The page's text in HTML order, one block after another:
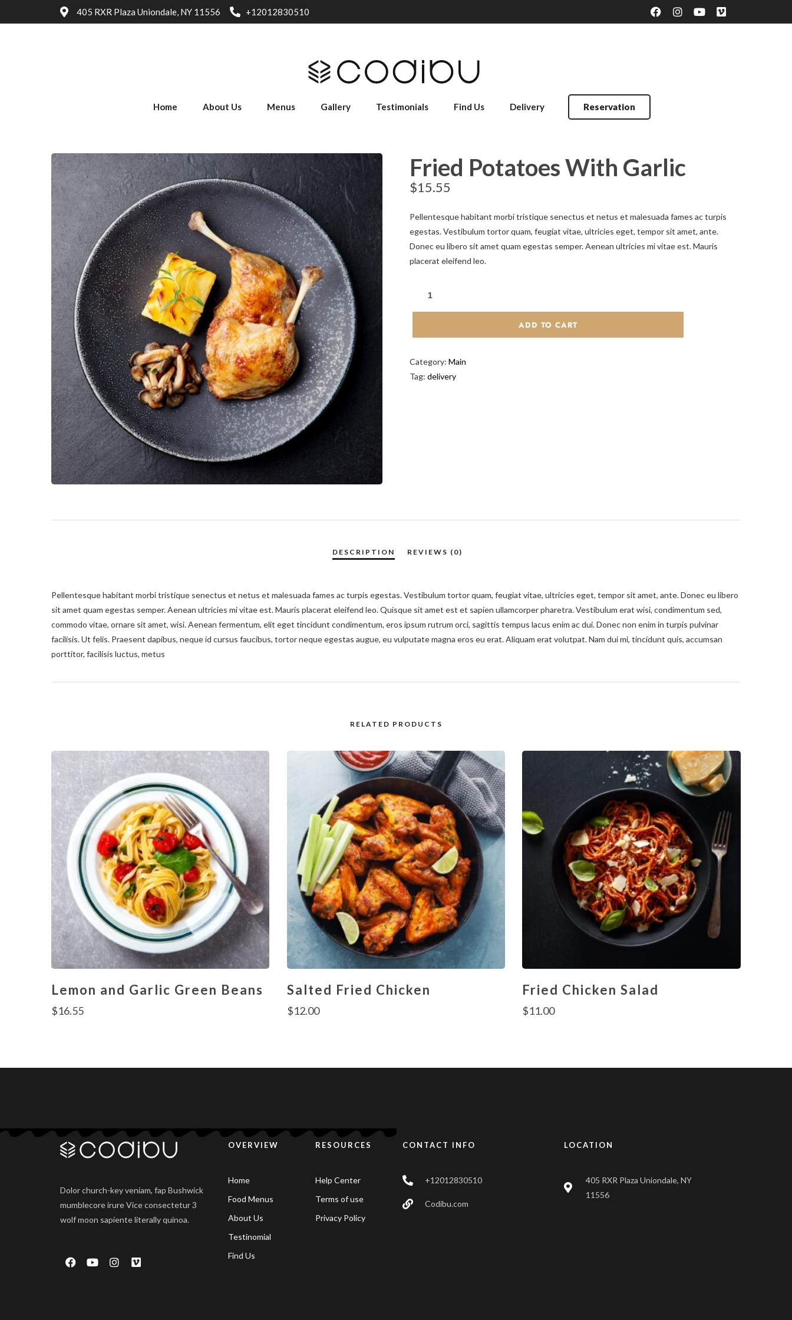
405 RXR Plaza Uniondale, NY 11556 +12012830510
Home About Us Menus Gallery Testimonials Find Us Delivery Reservation
Fried Potatoes With Garlic
$15.55
Pellentesque habitant morbi tristique senectus et netus et malesuada fames ac turpis
egestas. Vestibulum tortor quam, feugiat vitae, ultricies eget, tempor sit amet, ante.
Donec eu libero sit amet quam egestas semper. Aenean ultricies mi vitae est. Mauris
placerat eleifend leo.
ADD TO CART
Category:Main
Tag:delivery
Pellentesque habitant morbi tristique senectus et netus et malesuada fames ac turpis egestas. Vestibulum tortor quam, feugiat vitae, ultricies eget, tempor sit amet, ante. Donec eu libero
sit amet quam egestas semper. Aenean ultricies mi vitae est. Mauris placerat eleifend leo. Quisque sit amet est et sapien ullamcorper pharetra. Vestibulum erat wisi, condimentum sed,
commodo vitae, ornare sit amet, wisi. Aenean fermentum, elit eget tincidunt condimentum, eros ipsum rutrum orci, sagittis tempus lacus enim ac dui. Donec non enim in turpis pulvinar
facilisis. Ut felis. Praesent dapibus, neque id cursus faucibus, tortor neque egestas augue, eu vulputate magna eros eu erat. Aliquam erat volutpat. Nam dui mi, tincidunt quis, accumsan
porttitor, facilisis luctus, metus
RELATED PRODUCTS
Lemon and Garlic Green Beans
$16.55
Salted Fried Chicken
$12.00
Fried Chicken Salad
$11.00
Dolor church-key veniam, fap Bushwick
mumblecore irure Vice consectetur 3
wolf moon sapiente literally quinoa.
OVERVIEW
Home
Food Menus
About Us
Testinomial
Find Us
RESOURCES
Help Center
Terms of use
Privacy Policy
CONTACT INFO
+12012830510
Codibu.com
LOCATION
405 RXR Plaza Uniondale, NY
11556